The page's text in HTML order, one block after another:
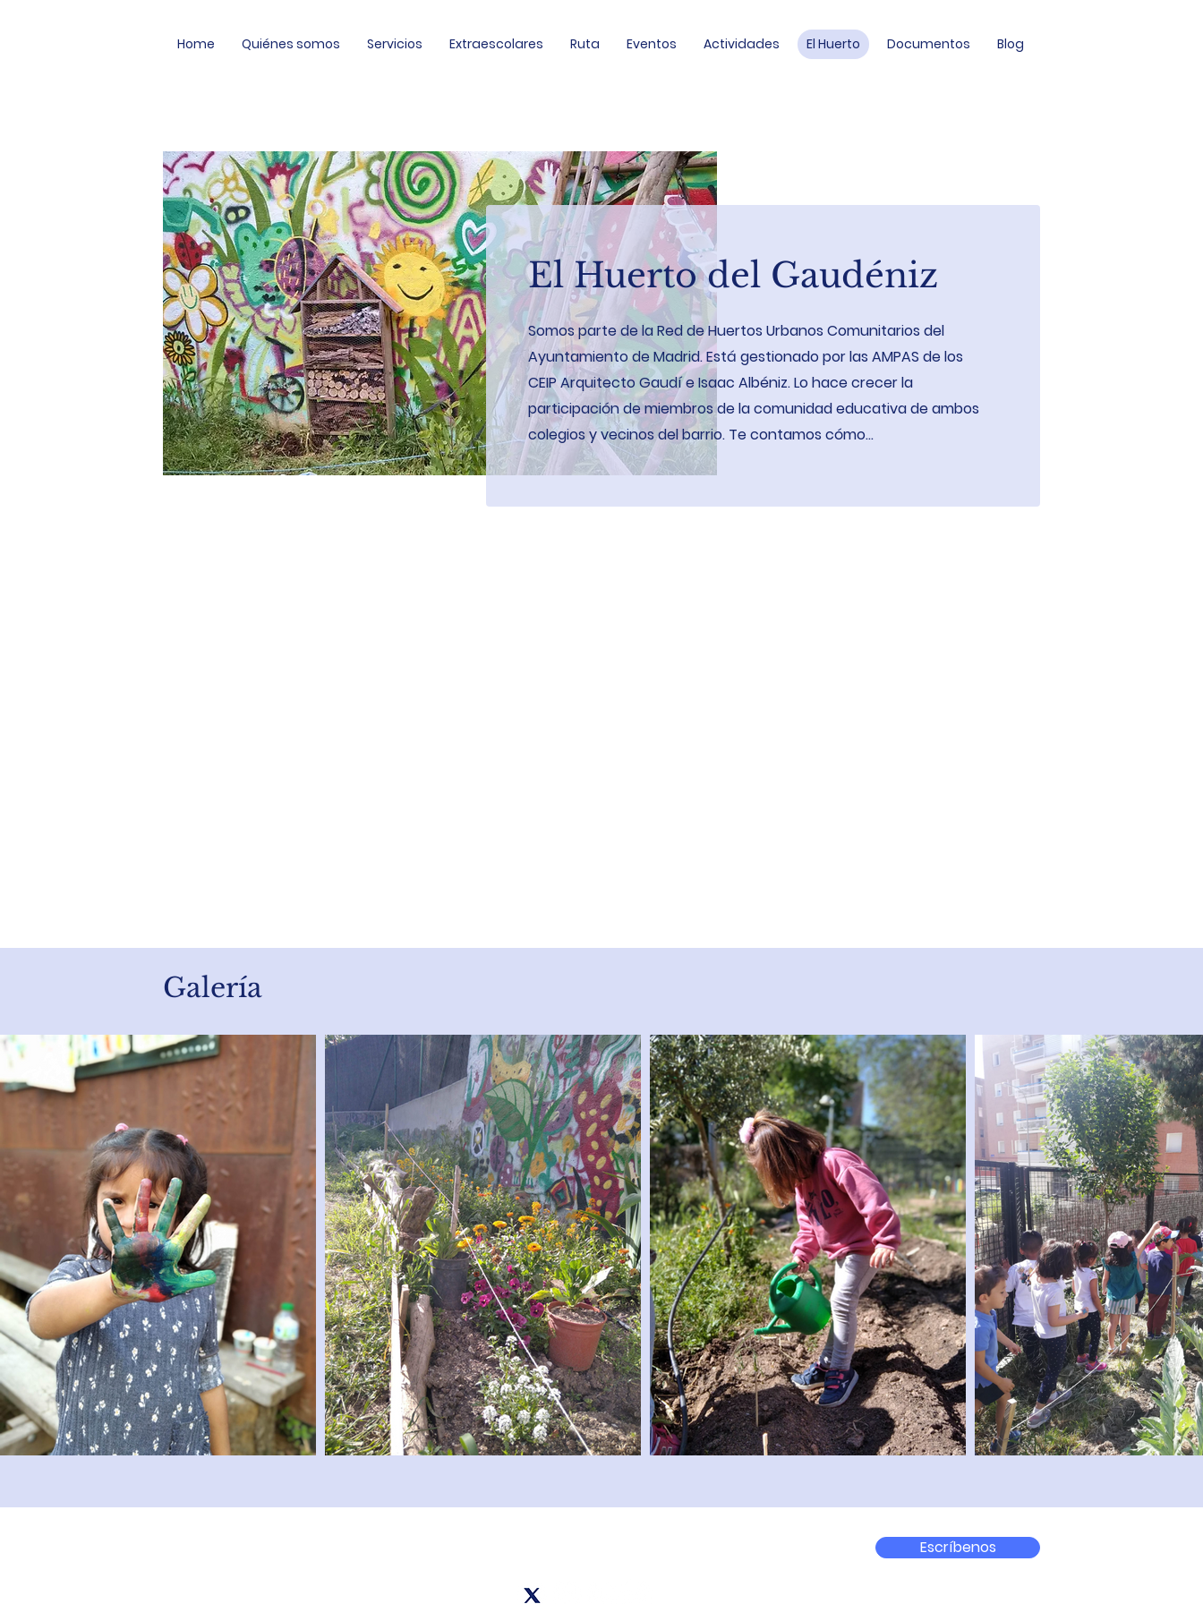
Home Quiénes somos Servicios Extraescolares Ruta Eventos Actividades El Huerto Documentos Blog
El Huerto del Gaudéniz
Somos parte de la Red de Huertos Urbanos Comunitarios del
Ayuntamiento de Madrid. Está gestionado por las AMPAS de los
CEIP Arquitecto Gaudí e Isaac Albéniz. Lo hace crecer la
participación de miembros de la comunidad educativa de ambos
colegios y vecinos del barrio. Te contamos cómo...
Galería
Escríbenos